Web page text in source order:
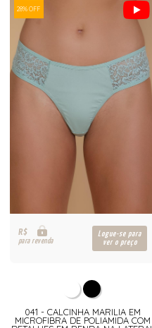
28% OFF
R$
para revenda
Logue-se para
ver o preço
041 - CALCINHA MARILIA EM
MICROFIBRA DE POLIAMIDA COM